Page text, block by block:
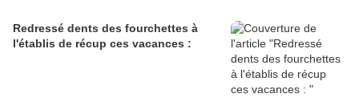
Redressé dents des fourchettes à
l'établis de récup ces vacances :